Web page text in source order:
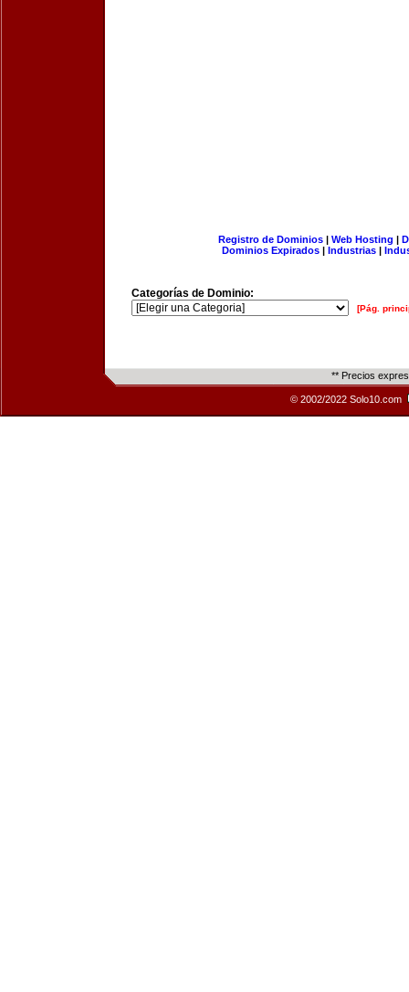
Registro de Dominios| Web Hosting |
Dominios Expirados | Industrias |
Categorías de Dominio:
[Pág.
** Precios
© 2002/2022 Solo10.com